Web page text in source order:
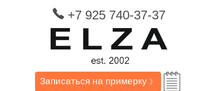
+7 925 740-37-37
Записаться на примерку 》